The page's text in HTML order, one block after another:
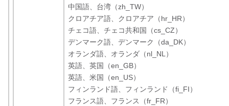
中国語、台湾（zh_TW）
クロアチア語、クロアチア（hr_HR）
チェコ語、チェコ共和国（cs_CZ）
デンマーク語、デンマーク（da_DK）
オランダ語、オランダ（nl_NL）
英語、英国（en_GB）
英語、米国（en_US）
フィンランド語、フィンランド（fi_FI）
フランス語、フランス（fr_FR）